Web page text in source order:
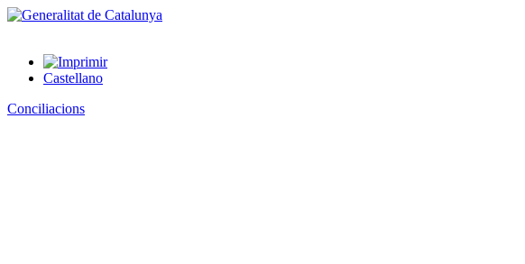
Castellano
Conciliacions